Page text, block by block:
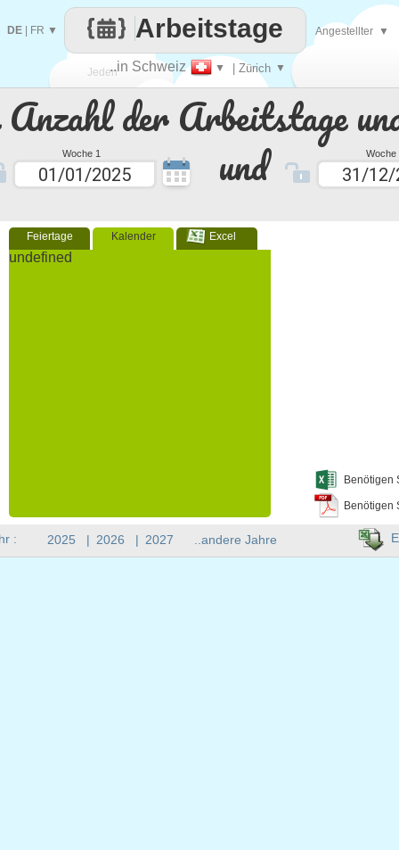
Anzahl der Arbeitstage
Woche 1 und Woche
Feiertage Kalender Excel
undefined
Benötigen
Benötigen
Jeden
Tag
..in Schweiz ▼ | Zürich ▼
Arbeitstage
DE FR ▼ Angestellter ▼
: 2025 | 2026 | 2027 ..andere Jahre